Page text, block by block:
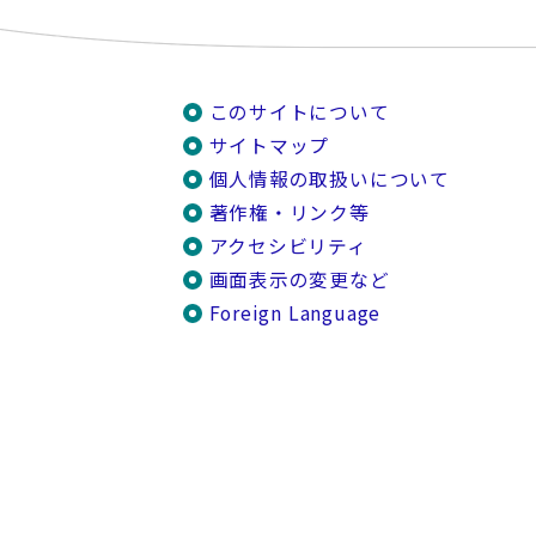
このサイトについて
サイトマップ
個人情報の取扱いについて
著作権・リンク等
アクセシビリティ
画面表示の変更など
Foreign Language